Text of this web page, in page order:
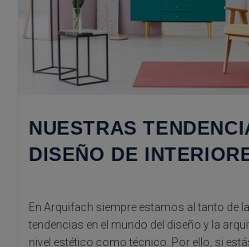
NUESTRAS
DISEÑO DE
En Arquifach siempre estamos al tanto de
tendencias en el mundo del diseño y la
nivel estético como técnico. Por ello, si